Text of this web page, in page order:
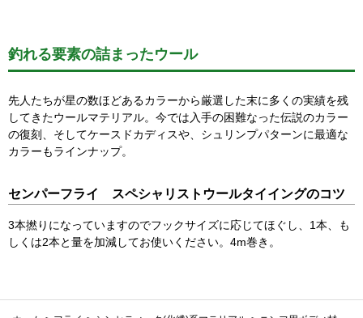
釣れる要素の詰まったウール
先人たちが星の数ほどあるカラーから厳選した末に多くの実績を残
してきたウールマテリアル。今では入手の困難なった伝説のカラー
の復刻、そしてケースドカディスや、シュリンプパターンに最適な
カラーもラインナップ。
センパーフライ スペシャリストウールタイイングのコツ
3本撚りになっていますのでフックサイズに応じてほぐし、1本、も
しくは2本と量を加減してお使いください。4m巻き。